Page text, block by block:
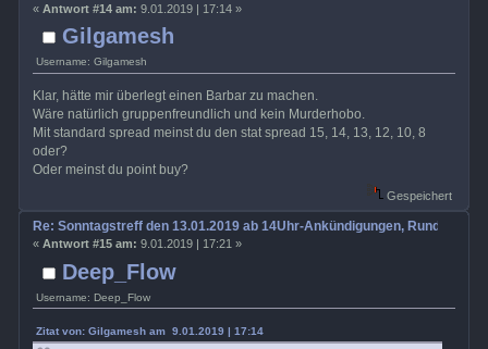
Gilgamesh
Username: Gilgamesh
« Antwort #14 am: 9.01.2019 | 17:14 »
Klar, hätte mir überlegt einen Barbar zu machen.
Wäre natürlich gruppenfreundlich und kein Murderhobo.
Mit standard spread meinst du den stat spread 15, 14, 13, 12, 10, 8
oder?
Oder meinst du point buy?
Gespeichert
Deep_Flow
Username: Deep_Flow
Re: Sonntagstreff den 13.01.2019 ab 14Uhr-Ankündigungen,
« Antwort #15 am: 9.01.2019 | 17:21 »
Zitat von: Gilgamesh am 9.01.2019 | 17:14